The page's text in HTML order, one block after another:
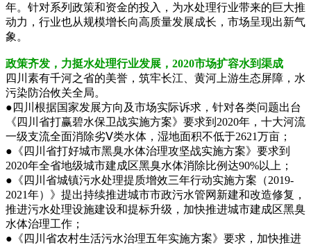
年。针对系列政策和资金的投入，为水处理行业带来的巨大推
动力，行业也从规模增长向高质量发展成长，市场呈现出新气
象。
政策齐发，力挺水处理行业发展，2020市场扩容水到渠成
四川素有千河之省的美誉，筑牢长江、黄河上游生态屏障，水
污染防治攸关全局。
●四川根据国家发展方向及市场实际诉求，针对各类问题出台
《四川省打赢碧水保卫战实施方案》要求到2020年，十大河流
一级支流全面消除劣Ⅴ类水体，湿地面积不低于2621万亩；
●《四川省打好城市黑臭水体治理攻坚战实施方案》要求到
2020年全省地级城市建成区黑臭水体消除比例达90%以上；
●《四川省城镇污水处理提质增效三年行动实施方案（2019-
2021年）》提出持续推进城市市政污水管网新建和改造修复，
推进污水处理设施建设和提标升级，加快推进城市建成区黑臭
水体治理工作；
●《四川省农村生活污水治理五年实施方案》要求，加快推进